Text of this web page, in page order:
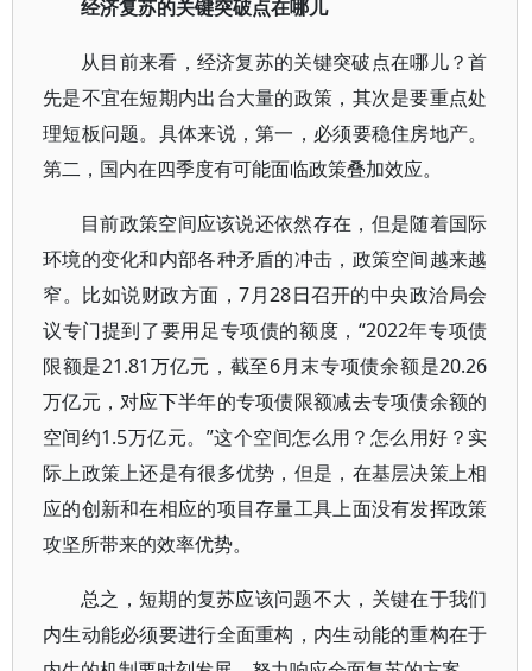
经济复苏的关键突破点在哪儿
从目前来看，经济复苏的关键突破点在哪儿？首
先是不宜在短期内出台大量的政策，其次是要重点处
理短板问题。具体来说，第一，必须要稳住房地产。
第二，国内在四季度有可能面临政策叠加效应。
目前政策空间应该说还依然存在，但是随着国际
环境的变化和内部各种矛盾的冲击，政策空间越来越
窄。比如说财政方面，7月28日召开的中央政治局会
议专门提到了要用足专项债的额度，“2022年专项债
限额是21.81万亿元，截至6月末专项债余额是20.26
万亿元，对应下半年的专项债限额减去专项债余额的
空间约1.5万亿元。”这个空间怎么用？怎么用好？实
际上政策上还是有很多优势，但是，在基层决策上相
应的创新和在相应的项目存量工具上面没有发挥政策
攻坚所带来的效率优势。
总之，短期的复苏应该问题不大，关键在于我们
内生动能必须要进行全面重构，内生动能的重构在于